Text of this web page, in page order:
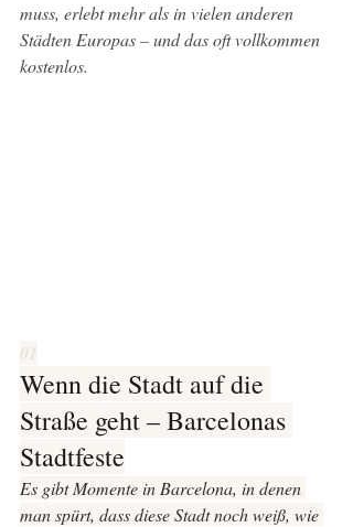
muss, erlebt mehr als in vielen anderen
Städten Europas – und das oft vollkommen
kostenlos.
01
Wenn die Stadt auf die
Straße geht – Barcelonas
Stadtfeste
Es gibt Momente in Barcelona, in denen
man spürt, dass diese Stadt noch weiß, wie